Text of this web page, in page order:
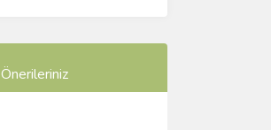
Önerileriniz